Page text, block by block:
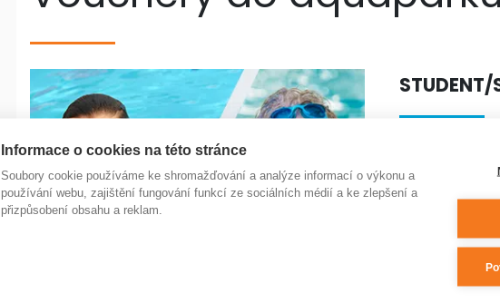
STUDENT/
(+15 zdarma
k dispozici
Cena za 1
Informace o cookies na této stránce
Soubory cookie používáme ke shromažďování a analýze informací o výkonu a
používání webu, zajištění fungování funkcí ze sociálních médií a ke zlepšení a
přizpůsobení obsahu a reklam.